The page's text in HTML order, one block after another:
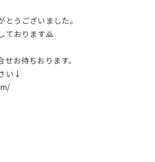
うございました。
ております🙇
お待ちおります。
い↓